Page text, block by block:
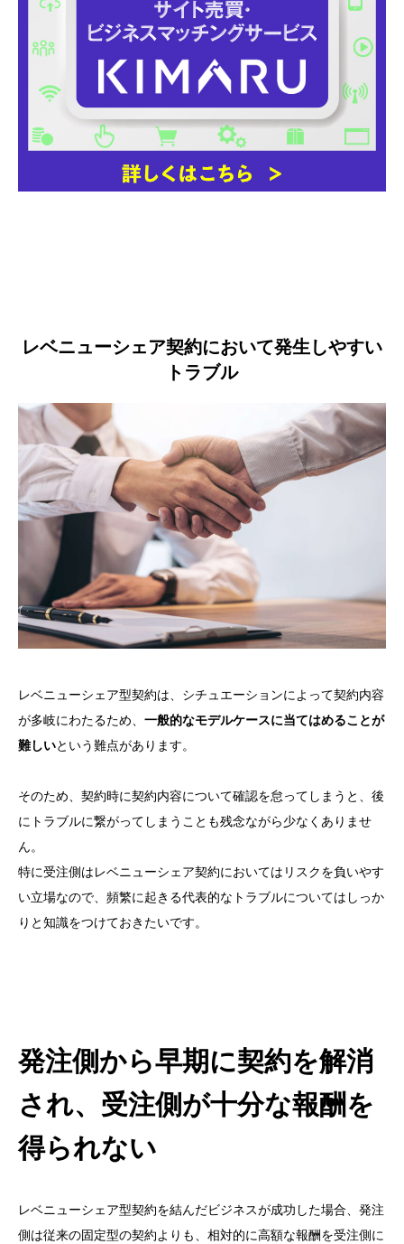
レベニューシェア契約において発生しやすい
トラブル
レベニューシェア型契約は、シチュエーションによって契約内容
が多岐にわたるため、 一般的なモデルケースに当てはめることが
難しいという難点があります。
そのため、契約時に契約内容について確認を怠ってしまうと、後
にトラブルに繋がってしまうことも残念ながら少なくありませ
ん。
特に受注側はレベニューシェア契約においてはリスクを負いやす
い立場なので、頻繁に起きる代表的なトラブルについてはしっか
りと知識をつけておきたいです。
発注側から早期に契約を解消
され、受注側が十分な報酬を
得られない
レベニューシェア型契約を結んだビジネスが成功した場合、発注
側は従来の固定型の契約よりも、相対的に高額な報酬を受注側に